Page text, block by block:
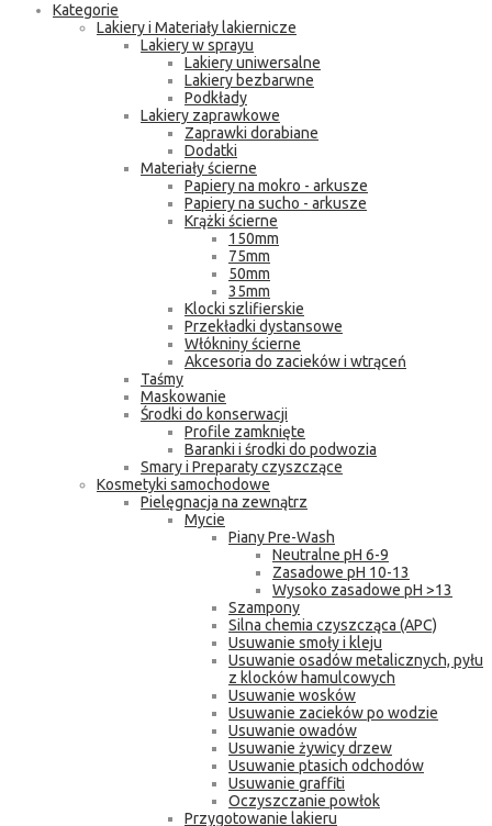
Kategorie
Lakiery i Materiały lakiernicze
Lakiery w sprayu
Lakiery uniwersalne
Lakiery bezbarwne
Podkłady
Lakiery zaprawkowe
Zaprawki dorabiane
Dodatki
Materiały ścierne
Papiery na mokro - arkusze
Papiery na sucho - arkusze
Krążki ścierne
150mm
75mm
50mm
35mm
Klocki szlifierskie
Przekładki dystansowe
Włókniny ścierne
Akcesoria do zacieków i wtrąceń
Taśmy
Maskowanie
Środki do konserwacji
Profile zamknięte
Baranki i środki do podwozia
Smary i Preparaty czyszczące
Kosmetyki samochodowe
Pielęgnacja na zewnątrz
Mycie
Piany Pre-Wash
Neutralne pH 6-9
Zasadowe pH 10-13
Wysoko zasadowe pH >13
Szampony
Silna chemia czyszcząca (APC)
Usuwanie smoły i kleju
Usuwanie osadów metalicznych, pyłu
z klocków hamulcowych
Usuwanie wosków
Usuwanie zacieków po wodzie
Usuwanie owadów
Usuwanie żywicy drzew
Usuwanie ptasich odchodów
Usuwanie graffiti
Oczyszczanie powłok
Przygotowanie lakieru